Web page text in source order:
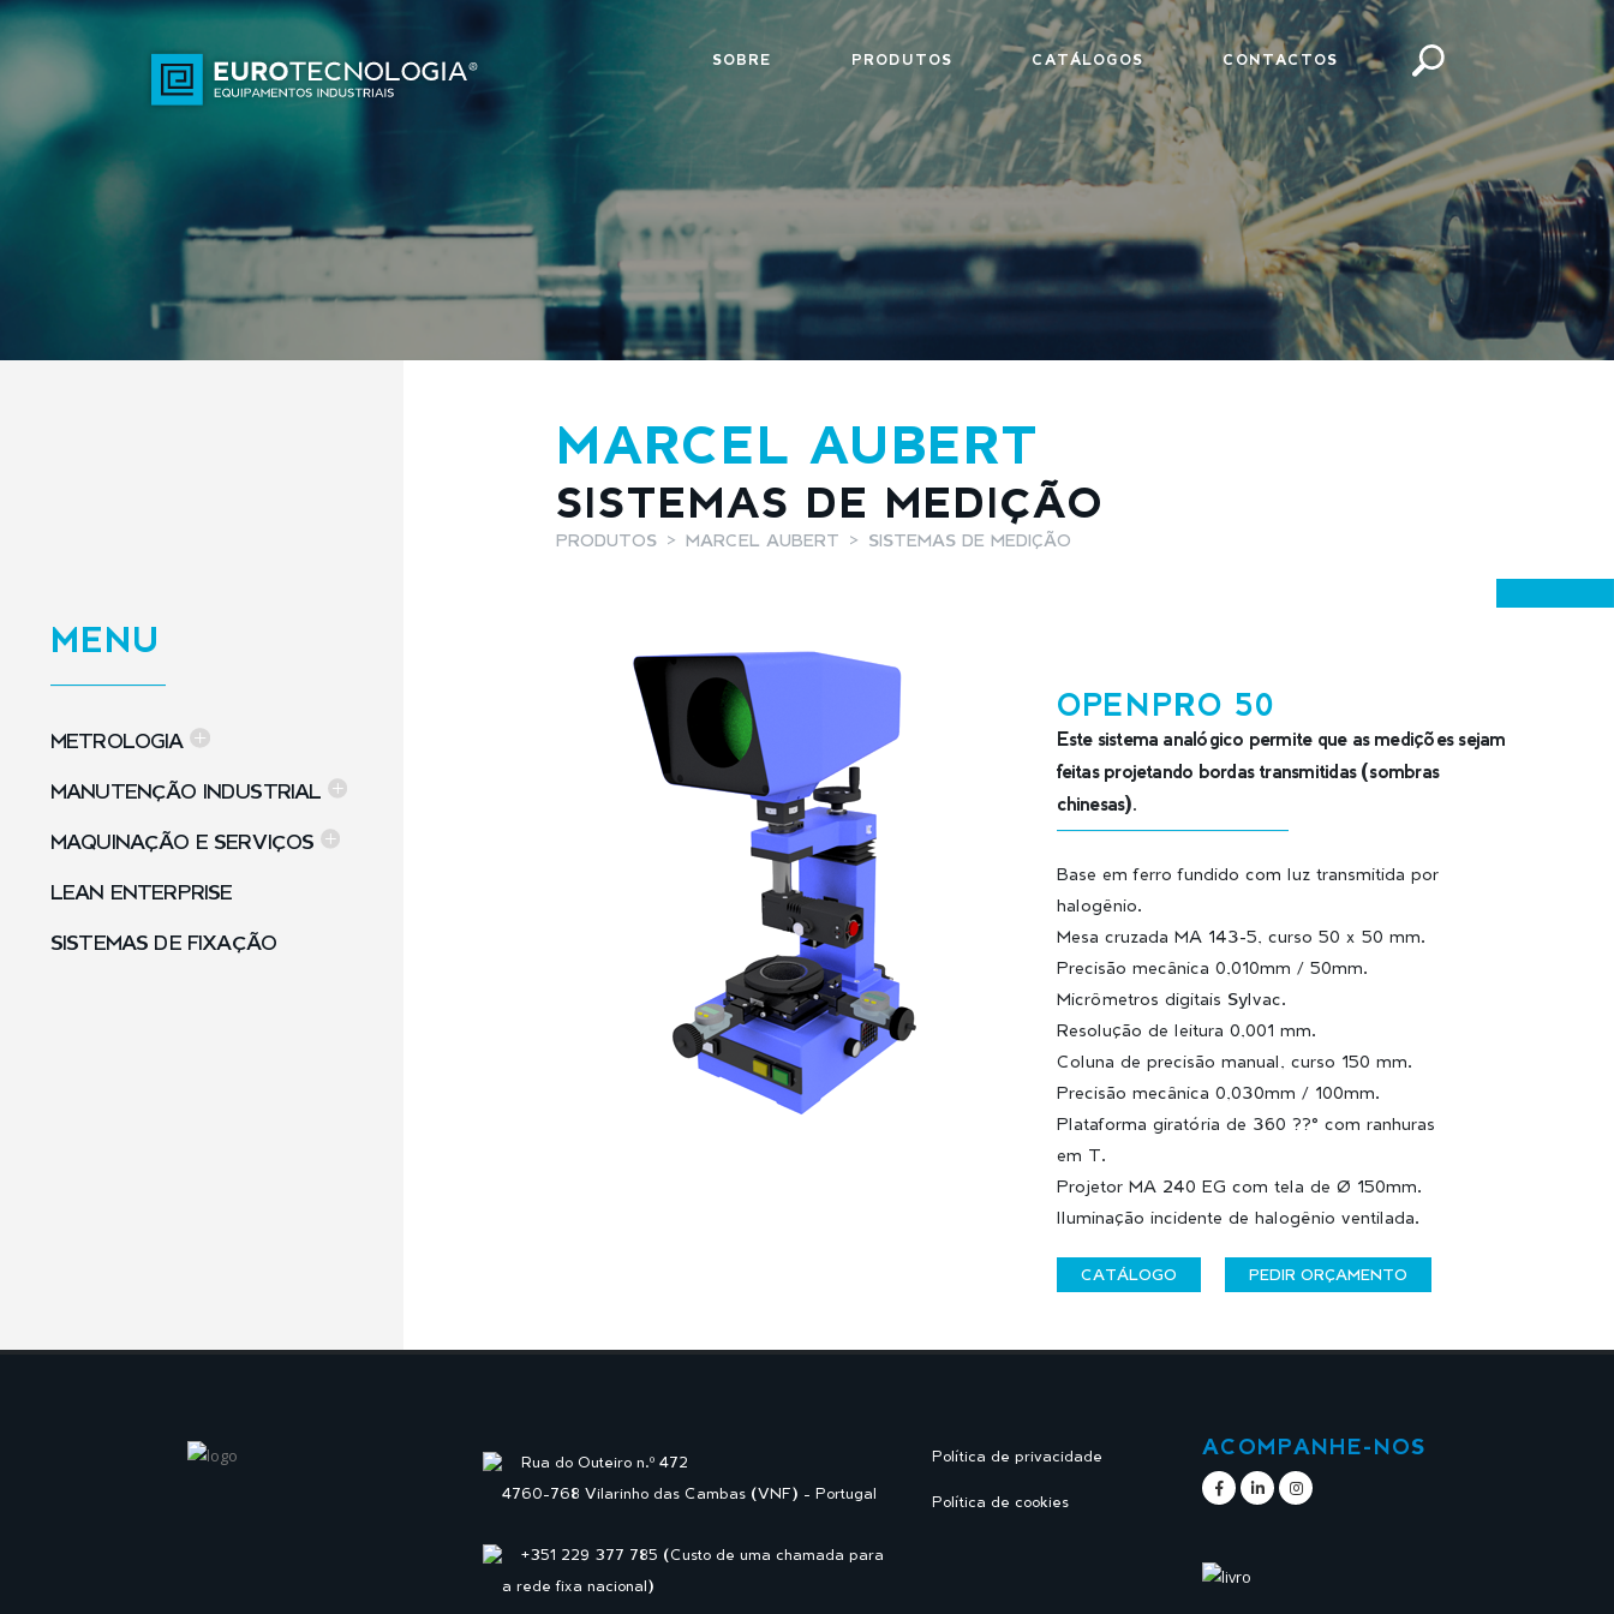
SOBRE PRODUTOS CATÁLOGOS CONTACTOS
MENU
METROLOGIA
MANUTENÇÃO INDUSTRIAL
MAQUINAÇÃO E SERVIÇOS
LEAN ENTERPRISE
SISTEMAS DE FIXAÇÃO
MARCEL AUBERT
SISTEMAS DE MEDIÇÃO
PRODUTOS MARCEL AUBERT SISTEMAS DE MEDIÇÃO
OPENPRO 50
Este sistema analógico permite que as medições sejam
feitas projetando bordas transmitidas (sombras
chinesas).
Base em ferro fundido com luz transmitida por
halogênio.
Mesa cruzada MA 143-5, curso 50 x 50 mm.
Precisão mecânica 0,010mm / 50mm.
Micrômetros digitais Sylvac.
Resolução de leitura 0,001 mm.
Coluna de precisão manual, curso 150 mm.
Precisão mecânica 0,030mm / 100mm.
Plataforma giratória de 360 ??° com ranhuras
em T.
Projetor MA 240 EG com tela de Ø 150mm.
Iluminação incidente de halogênio ventilada.
CATÁLOGO PEDIR ORÇAMENTO
Rua do Outeiro n.º 472
4760-768 Vilarinho das Cambas (VNF) - Portugal
+351 229 377 785 (Custo de uma chamada para
a rede fixa nacional)
Política de privacidade
Política de cookies
ACOMPANHE-NOS